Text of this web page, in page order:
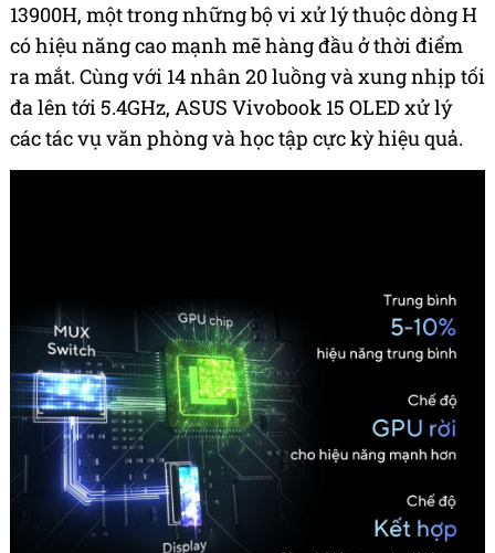
13900H, một trong những bộ vi xử lý thuộc dòng H
có hiệu năng cao mạnh mẽ hàng đầu ở thời điểm
ra mắt. Cùng với 14 nhân 20 luồng và xung nhịp tối
đa lên tới 5.4GHz, ASUS Vivobook 15 OLED xử lý
các tác vụ văn phòng và học tập cực kỳ hiệu quả.